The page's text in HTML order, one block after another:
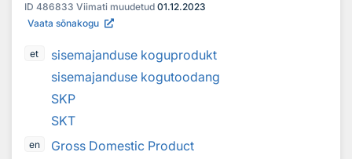
ID 486833 Viimati muudetud 01.12.2023
Vaata sõnakogu
et
sisemajanduse koguprodukt
sisemajanduse kogutoodang
SKP
SKT
en
Gross Domestic Product